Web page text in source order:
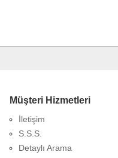
Müşteri Hizmetleri
İletişim
S.S.S.
Detaylı Arama